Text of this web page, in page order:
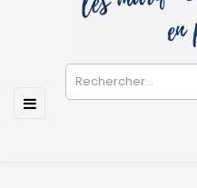
Basculer
☰